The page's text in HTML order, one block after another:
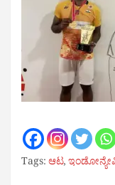
Tags:ಆಟ,